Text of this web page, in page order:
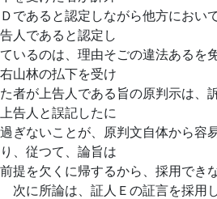
Ｄであると認定しながら他方におい
告人であると認定し
ているのは、理由そごの違法あるを
右山林の払下を受け
た者が上告人である旨の原判示は、
上告人と誤記したに
過ぎないことが、原判文自体から容
り、従つて、論旨は
前提を欠くに帰するから、採用できな
次に所論は、証人Ｅの証言を採用